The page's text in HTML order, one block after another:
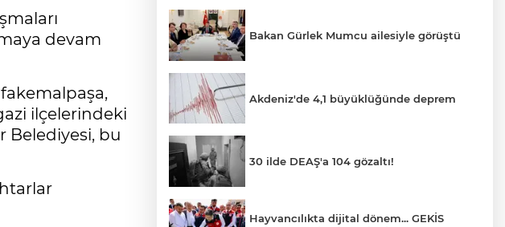
devam
ilçelerindeki
Belediyesi, bu
Bakan Gürlek Mumcu ailesiyle görüştü
Akdeniz'de 4,1 büyüklüğünde deprem
30 ilde DEAŞ'a 104 gözaltı!
Hayvancılıkta dijital dönem... GEKİS